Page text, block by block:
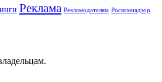
Реклама Рекламодателям Роскомнадзор